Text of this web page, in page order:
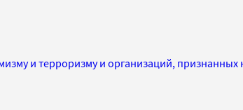
и терроризму и организаций,